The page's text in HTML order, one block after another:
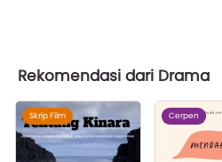
Rekomendasi dari Drama
Skrip Film Cerpen